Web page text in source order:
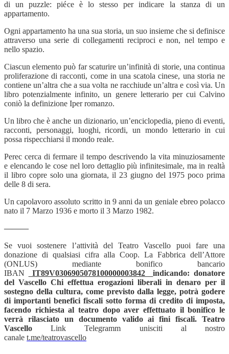
di un puzzle: piéce è lo stesso per indicare la stanza di un
appartamento.
Ogni appartamento ha una sua storia, un suo insieme che si definisce
attraverso una serie di collegamenti reciproci e non, nel tempo e
nello spazio.
Ciascun elemento può far scaturire un’infinità di storie, una continua
proliferazione di racconti, come in una scatola cinese, una storia ne
contiene un’altra che a sua volta ne racchiude un’altra e così via. Un
libro potenzialmente infinito, un genere letterario per cui Calvino
coniò la definizione Iper romanzo.
Un libro che è anche un dizionario, un’enciclopedia, pieno di eventi,
racconti, personaggi, luoghi, ricordi, un mondo letterario in cui
possa rispecchiarsi il mondo reale.
Perec cerca di fermare il tempo descrivendo la vita minuziosamente
e elencando le cose nel loro dettaglio più infinitesimale, ma in realtà
il libro copre solo una giornata, il 23 giugno del 1975 poco prima
delle 8 di sera.
Un capolavoro assoluto scritto in 9 anni da un geniale ebreo polacco
nato il 7 Marzo 1936 e morto il 3 Marzo 1982.
———
Se vuoi sostenere l’attività del Teatro Vascello puoi fare una
donazione di qualsiasi cifra alla Coop. La Fabbrica dell’Attore
(ONLUS) mediante bonifico bancario
IBAN
IT89V0306905078100000003842indicando: donatore
del Vascello Chi effettua erogazioni liberali in denaro per il
sostegno della cultura, come previsto dalla legge, potrà godere
di importanti benefici fiscali sotto forma di credito di imposta,
facendo richiesta al teatro dopo aver effettuato il bonifico le
verrà rilasciato un documento valido ai fini fiscali. Teatro
VascelloLink Telegramm unisciti al nostro
canale t.me/teatrovascello